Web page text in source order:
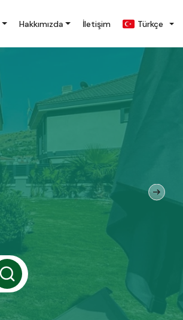
Hakkımızda İletişim Türkçe